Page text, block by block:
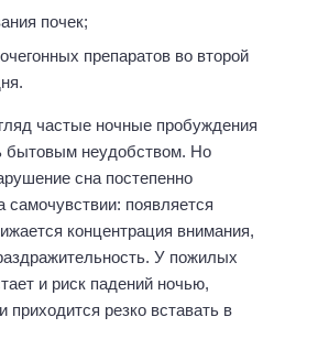
почек;
препаратов во второй
частые ночные пробуждения
бытовым неудобством. Но
сна постепенно
самочувствии: появляется
концентрация внимания,
У пожилых
и риск падений ночью,
приходится резко вставать в